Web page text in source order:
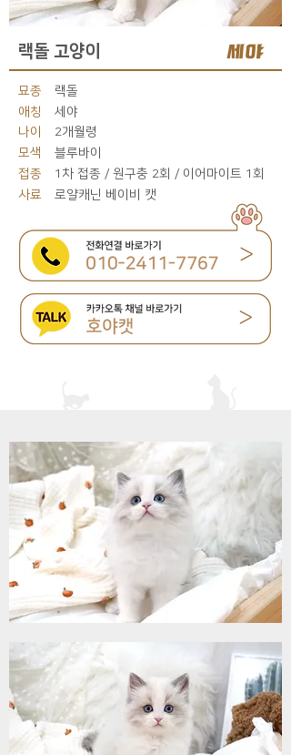
랙돌 고양이 세야
묘종
랙돌
애칭
세야
나이
2개월령
모색
블루바이
접종
1차 접종 / 원구충 2회 / 이어마이트 1회
사료
로얄캐닌 베이비 캣